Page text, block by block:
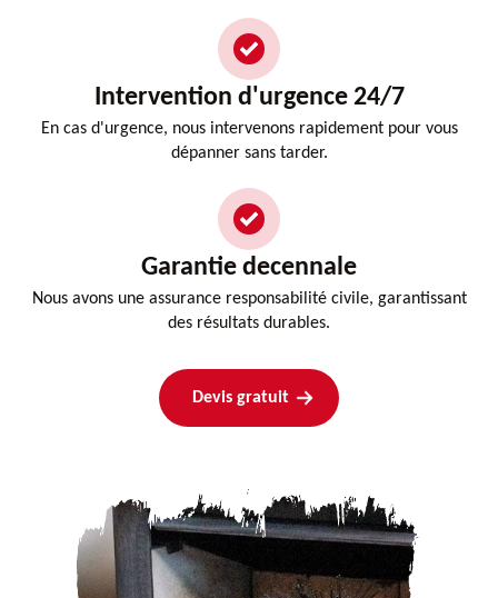
Intervention d'urgence 24/7
En cas d'urgence, nous intervenons rapidement pour vous
dépanner sans tarder.
Garantie decennale
Nous avons une assurance responsabilité civile, garantissant
des résultats durables.
Devis gratuit